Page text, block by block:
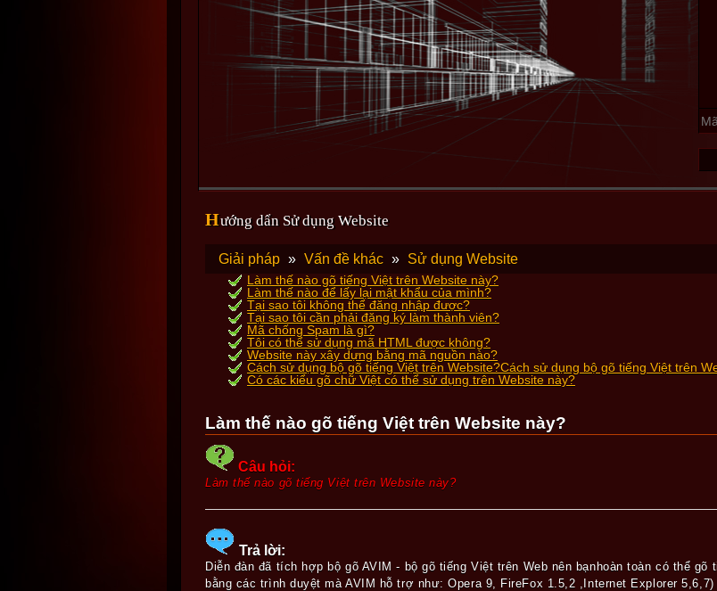
Hướng dẩn Sử dụng Website
Giải pháp » Vấn đề khác » Sử dụng Website
Làm thế nào gõ tiếng Việt trên Website này?
Làm thế nào để lấy lại mật khẩu của mình?
Tại sao tôi không thể đăng nhập được?
Tại sao tôi cần phải đăng ký làm thành viên?
Mã chống Spam là gì?
Tôi có thể sử dụng mã HTML được không?
Website này xây dựng bằng mã nguồn nào?
Cách sử dụng bộ gõ tiếng Việt trên Website?Cách sử dụng bộ gõ tiếng Việt trên
Có các kiểu gõ chữ Việt có thể sử dụng trên Website này?
Làm thế nào gõ tiếng Việt trên Website này?
Câu hỏi:
Làm thế nào gõ tiếng Việt trên Website này?
Trả lời:
Diễn đàn đã tích hợp bộ gõ AVIM - bộ gõ tiếng Việt trên Web nên bạnhoàn toàn có thể
bằng các trình duyệt mà AVIM hỗ trợ như: Opera 9, FireFox 1.5,2 ,Internet Explorer